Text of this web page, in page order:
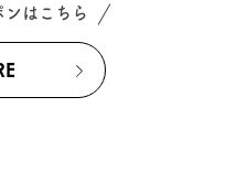
ンはこちら